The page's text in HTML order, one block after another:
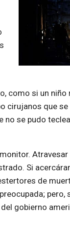
como si un
cirujanos que
se pudo
Si
de
gobierno